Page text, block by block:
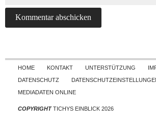
Skip to
HOME KONTAKT UNTERSTÜTZUNG
DATENSCHUTZ
MEDIADATEN ONLINE
COPYRIGHTTICHYS EINBLICK 2026